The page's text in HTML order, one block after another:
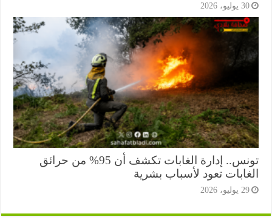
تونس.. إدارة الغابات تكشف أن 95% من حرائق
تعود لأسباب بشرية